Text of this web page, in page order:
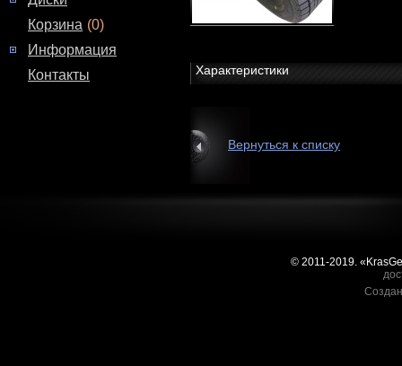
Корзина (0)
Информация
Контакты
Характеристики
Вернуться к списку
© 2011-2019.